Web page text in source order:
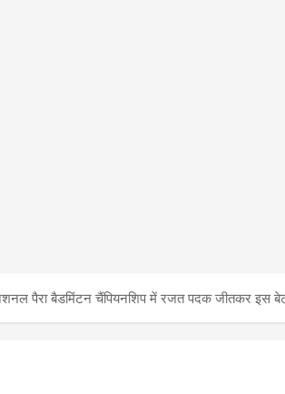
पैरा बैडमिंटन चैंपियनशिप में रजत पदक जीतकर इस